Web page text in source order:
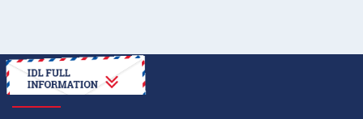
ANLEITUNG